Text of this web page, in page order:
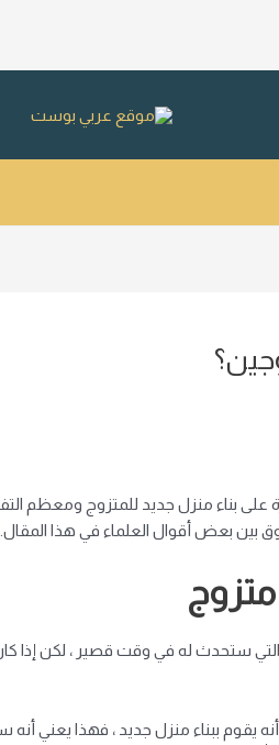
على بناء منزل جديد للمتزوج ومعظم
بين بعض أقوال العلماء في هذا المقال.
التي ستحدث له في وقت قصير ، لكن
ببناء منزل جديد ، فهذا يعني